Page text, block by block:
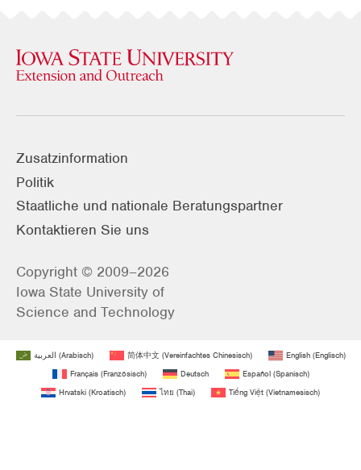
Zusatzinformation
Politik
Staatliche und nationale Beratungspartner
Kontaktieren Sie uns
Copyright © 2009–2026
Iowa State University of
Science and Technology
العربية (Arabisch) 简体中文(Vereinfachtes Chinesisch) English(Englisch)
Français(Französisch) Deutsch Español(Spanisch)
Hrvatski (Kroatisch) ไทย (Thai) Tiếng Việt (Vietnamesisch)